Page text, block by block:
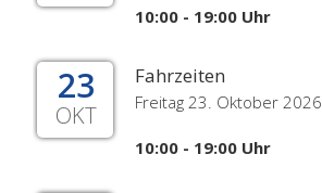
10:00 - 19:00 Uhr
23
OKT
Fahrzeiten
Freitag 23. Oktober 2026
10:00 - 19:00 Uhr